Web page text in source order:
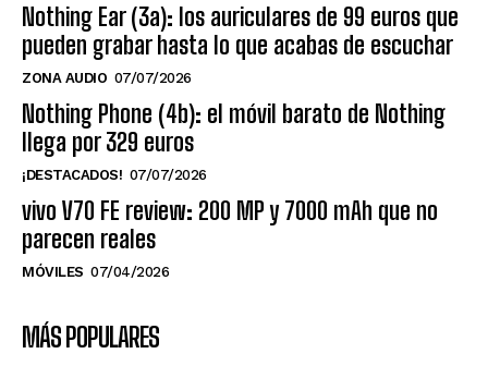
Nothing Ear (3a): los auriculares de 99 euros que
pueden grabar hasta lo que acabas de escuchar
ZONA AUDIO 07/07/2026
Nothing Phone (4b): el móvil barato de Nothing
llega por 329 euros
¡DESTACADOS! 07/07/2026
vivo V70 FE review: 200 MP y 7000 mAh que no
parecen reales
MÓVILES 07/04/2026
MÁS POPULARES